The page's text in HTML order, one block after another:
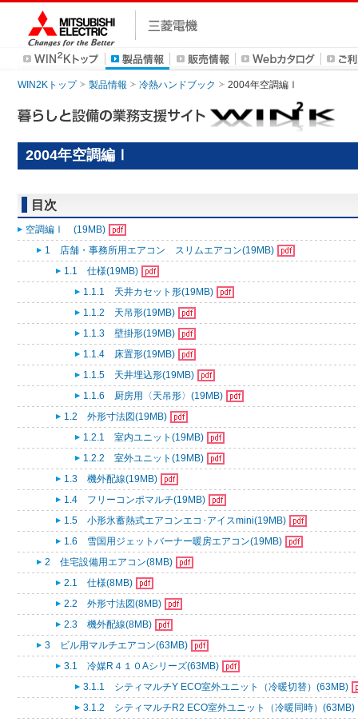
WIN2Kトップ 製品情報 冷熱ハンドブック 2004年空調編Ⅰ
2004年空調編Ⅰ
目次
空調編Ⅰ (19MB)
1 店舗・事務所用エアコン スリムエアコン(19MB)
1.1 仕様(19MB)
1.1.1 天井カセット形(19MB)
1.1.2 天吊形(19MB)
1.1.3 壁掛形(19MB)
1.1.4 床置形(19MB)
1.1.5 天井埋込形(19MB)
1.1.6 厨房用〈天吊形〉(19MB)
1.2 外形寸法図(19MB)
1.2.1 室内ユニット(19MB)
1.2.2 室外ユニット(19MB)
1.3 機外配線(19MB)
1.4 フリーコンポマルチ(19MB)
1.5 小形氷蓄熱式エアコンエコ･アイスmini(19MB)
1.6 雪国用ジェットバーナー暖房エアコン(19MB)
2 住宅設備用エアコン(8MB)
2.1 仕様(8MB)
2.2 外形寸法図(8MB)
2.3 機外配線(8MB)
3 ビル用マルチエアコン(63MB)
3.1 冷媒R４１０Aシリーズ(63MB)
3.1.1 シティマルチY ECO室外ユニット（冷暖切替）(63MB)
3.1.2 シティマルチR2 ECO室外ユニット（冷暖同時）(63MB)